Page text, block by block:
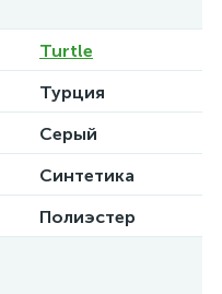
Turtle
Турция
Серый
Синтетика
Полиэстер